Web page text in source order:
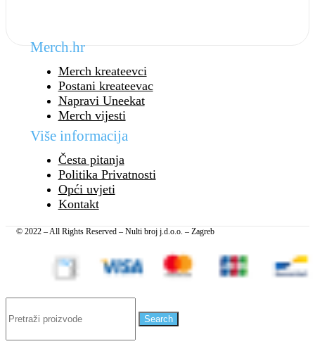
Merch.hr
Merch kreateevci
Postani kreateevac
Napravi Uneekat
Merch vijesti
Više informacija
Česta pitanja
Politika Privatnosti
Opći uvjeti
Kontakt
© 2022 – All Rights Reserved – Nulti broj j.d.o.o. – Zagreb
Search